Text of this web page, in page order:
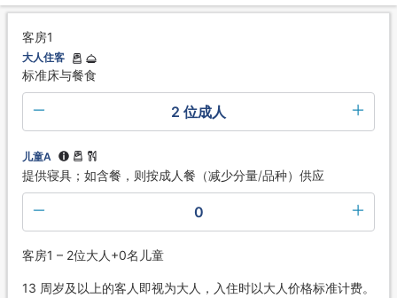
客房1
大人住客
标准床与餐食
2 位成人
儿童A
提供寝具；如含餐，则按成人餐（减少分量/品种）供应
0
客房1 – 2位大人+0名儿童
13 周岁及以上的客人即视为大人，入住时以大人价格标准计费。